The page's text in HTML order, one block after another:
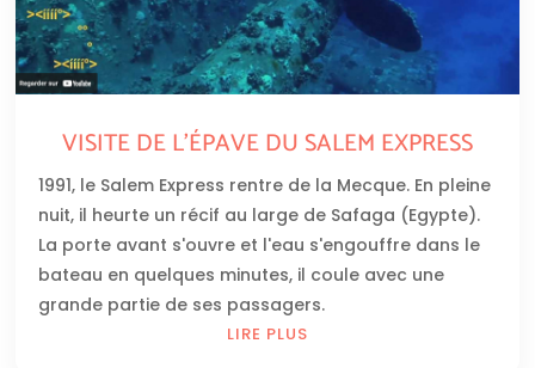
VISITE DE L’ÉPAVE DU SALEM EXPRESS
1991, le Salem Express rentre de la Mecque. En pleine
nuit, il heurte un récif au large de Safaga (Egypte).
La porte avant s'ouvre et l'eau s'engouffre dans le
bateau en quelques minutes, il coule avec une
grande partie de ses passagers.
LIRE PLUS